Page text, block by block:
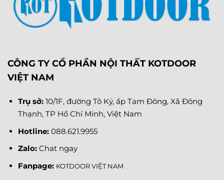
CÔNG TY CỔ PHẦN NỘI THẤT KOTDOOR
VIỆT NAM
Trụ sở: 10/1F, đường Tô Ký, ấp Tam Đông, Xã Đông
Thạnh, TP Hồ Chí Minh, Việt Nam
Hotline: 088.621.9955
Zalo: Chat ngay
Fanpage: KOTDOOR VIỆT NAM